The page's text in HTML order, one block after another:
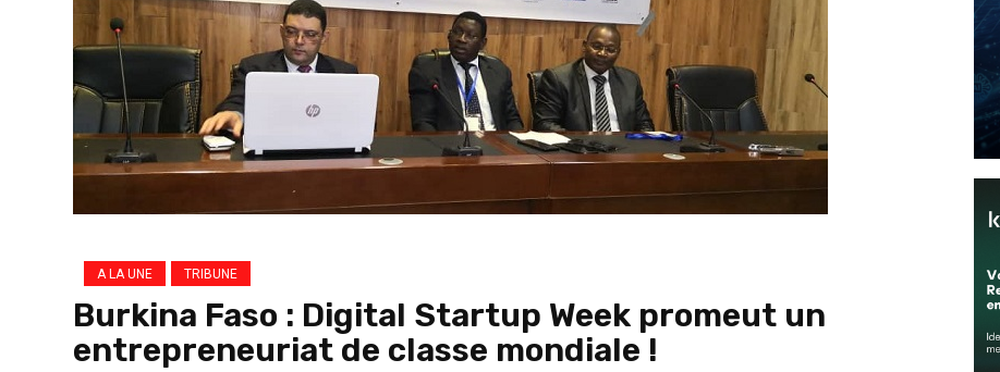
A LA UNE TRIBUNE
Burkina Faso : Digital Startup Week promeut un
entrepreneuriat de classe mondiale !